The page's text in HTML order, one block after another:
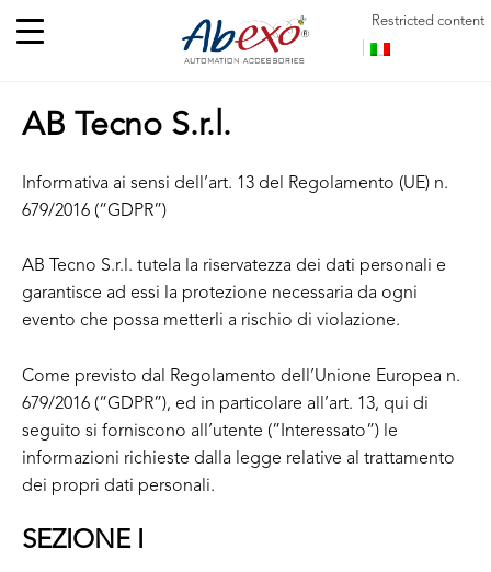
Restricted content
AB Tecno S.r.l.
Informativa ai sensi dell’art. 13 del Regolamento (UE) n.
679/2016 (“GDPR”)
AB Tecno S.r.l. tutela la riservatezza dei dati personali e
garantisce ad essi la protezione necessaria da ogni
evento che possa metterli a rischio di violazione.
Come previsto dal Regolamento dell’Unione Europea n.
679/2016 (“GDPR”), ed in particolare all’art. 13, qui di
seguito si forniscono all’utente (”Interessato”) le
informazioni richieste dalla legge relative al trattamento
dei propri dati personali.
SEZIONE I